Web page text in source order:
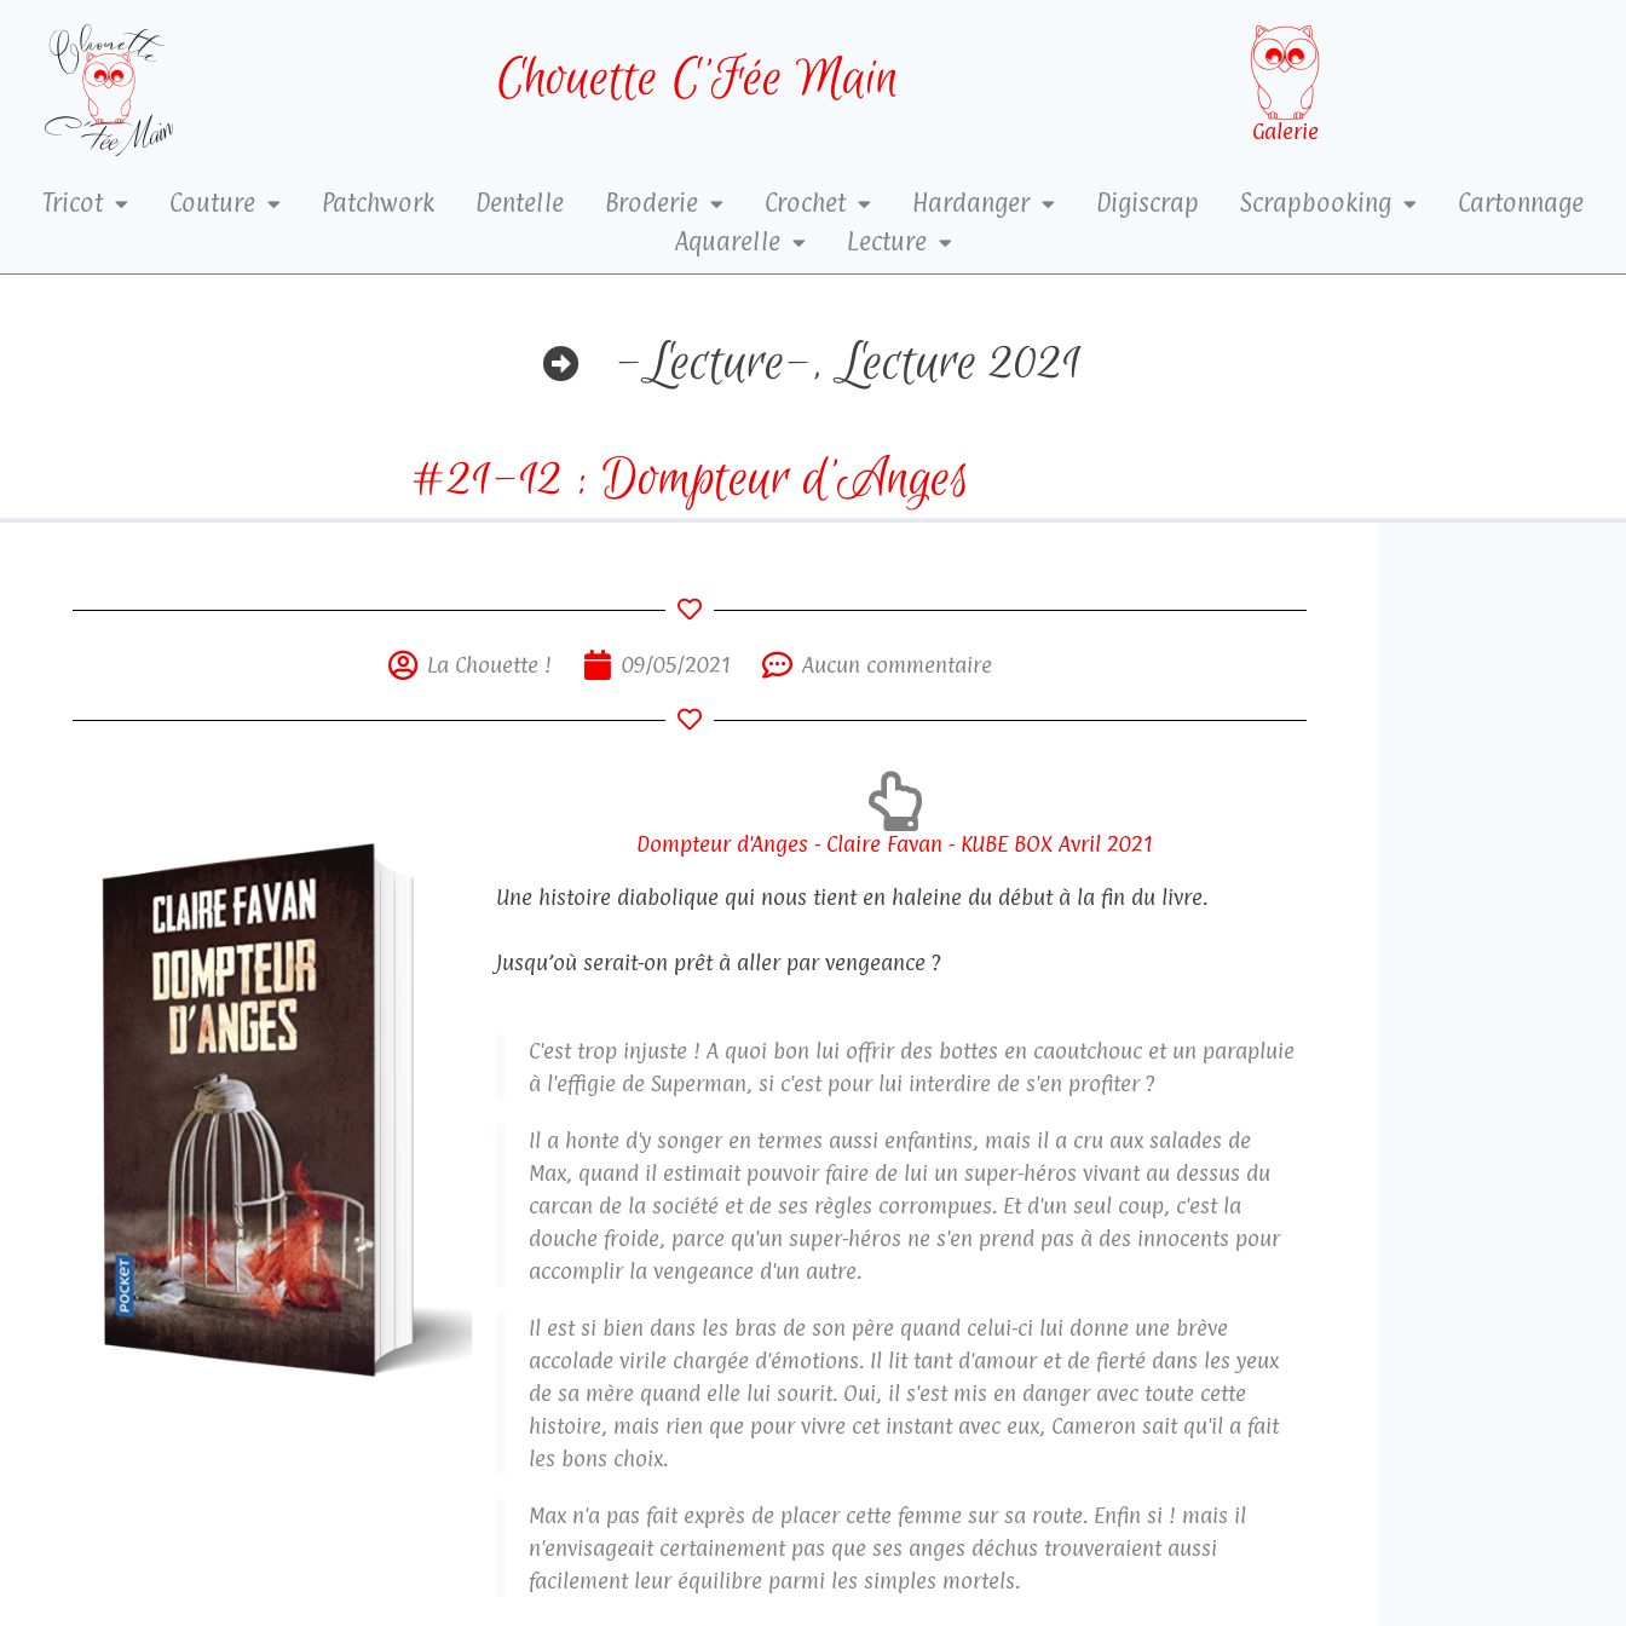
Chouette C’Fée Main
Galerie
Tricot Couture Patchwork Dentelle Broderie Crochet Hardanger Digiscrap Scrapbooking
Cartonnage
Aquarelle
Lecture
-Lecture-,Lecture 2021
#21-12 : Dompteur d’Anges
La Chouette ! 09/05/2021 Aucun commentaire
Dompteur d'Anges - Claire Favan - KUBE BOX Avril 2021
Une histoire diabolique qui nous tient en haleine du début à la fin du livre.
Jusqu’où serait-on prêt à aller par vengeance ?
C'est trop injuste ! A quoi bon lui offrir des bottes en caoutchouc et un parapluie
à l'effigie de Superman, si c'est pour lui interdire de s'en profiter ?
Il a honte d'y songer en termes aussi enfantins, mais il a cru aux salades de
Max, quand il estimait pouvoir faire de lui un super-héros vivant au dessus du
carcan de la société et de ses règles corrompues. Et d'un seul coup, c'est la
douche froide, parce qu'un super-héros ne s'en prend pas à des innocents pour
accomplir la vengeance d'un autre.
Il est si bien dans les bras de son père quand celui-ci lui donne une brève
accolade virile chargée d'émotions. Il lit tant d'amour et de fierté dans les yeux
de sa mère quand elle lui sourit. Oui, il s'est mis en danger avec toute cette
histoire, mais rien que pour vivre cet instant avec eux, Cameron sait qu'il a fait
les bons choix.
Max n'a pas fait exprès de placer cette femme sur sa route. Enfin si ! mais il
n'envisageait certainement pas que ses anges déchus trouveraient aussi
facilement leur équilibre parmi les simples mortels.